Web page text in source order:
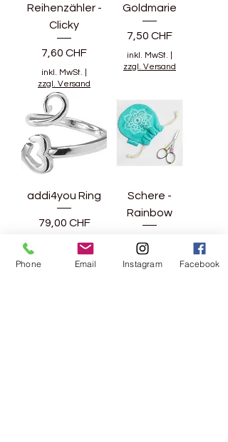
Reihenzähler -
Clicky
Preis
7,60 CHF
inkl. MwSt.
zzgl. Versand
Goldmarie
Preis
7,50 CHF
inkl. MwSt.
zzgl. Versand
addi4you Ring
Preis
79,00 CHF
inkl. MwSt.|
zzgl. Versand
Schere -
Rainbow
Preis
7,50 CHF
inkl. MwSt.
zzgl. Versand
Phone Email Instagram Facebook